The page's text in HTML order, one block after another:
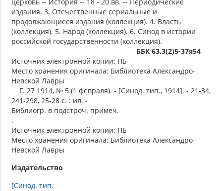
издания. 3. Отечественные сериальные и
продолжающиеся издания (коллекция). 4. Власть
(коллекция). 5. Народ (коллекция). 6. Синод в истории
российской государственности (коллекция).
ББК 63.3(2)5-37я54
Источник электронной копии: ПБ
Место хранения оригинала: Библиотека Александро-
Невской Лавры
Г. 27 1914, № 5 (1 февраля). - [Синод. тип., 1914]. - 21-34,
241-298, 25-28 с. : ил. -
Библиогр. в подстроч. примеч.
.
Источник электронной копии: ПБ
Место хранения оригинала: Библиотека Александро-
Невской Лавры
Издательство
[Синод. тип.